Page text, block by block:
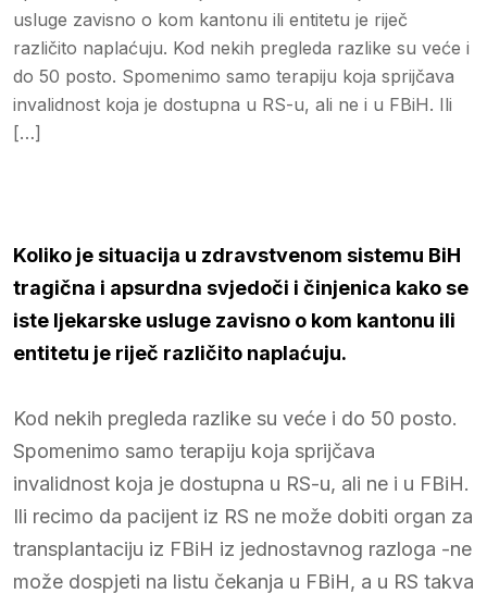
usluge zavisno o kom kantonu ili entitetu je riječ
različito naplaćuju. Kod nekih pregleda razlike su veće i
do 50 posto. Spomenimo samo terapiju koja sprijčava
invalidnost koja je dostupna u RS-u, ali ne i u FBiH. Ili
[…]
Koliko je situacija u zdravstvenom sistemu BiH
tragična i apsurdna svjedoči i činjenica kako se
iste ljekarske usluge zavisno o kom kantonu ili
entitetu je riječ različito naplaćuju.
Kod nekih pregleda razlike su veće i do 50 posto.
Spomenimo samo terapiju koja sprijčava
invalidnost koja je dostupna u RS-u, ali ne i u FBiH.
Ili recimo da pacijent iz RS ne može dobiti organ za
transplantaciju iz FBiH iz jednostavnog razloga -ne
može dospjeti na listu čekanja u FBiH, a u RS takva